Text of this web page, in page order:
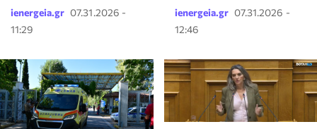
ienergeia.gr 07.31.2026 -
11:29
ienergeia.gr 07.31.2026 -
12:46